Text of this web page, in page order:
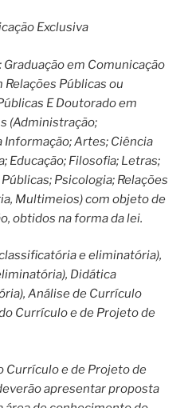
Exclusiva
em Comunicação
Públicas ou
E Doutorado em
(Administração;
Artes; Ciência
Educação; Filosofia; Letras;
Psicologia; Relações
Multimeios) com objeto de
obtidos na forma da lei.
e eliminatória),
Didática
Análise de Currículo
Currículo e de Projeto de
Currículo e de Projeto de
apresentar proposta